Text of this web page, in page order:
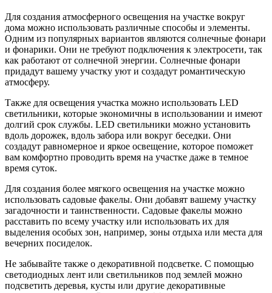
Для создания атмосферного освещения на участке вокруг
дома можно использовать различные способы и элементы.
Одним из популярных вариантов являются солнечные фонари
и фонарики. Они не требуют подключения к электросети, так
как работают от солнечной энергии. Солнечные фонари
придадут вашему участку уют и создадут романтическую
атмосферу.
Также для освещения участка можно использовать LED
светильники, которые экономичны в использовании и имеют
долгий срок службы. LED светильники можно установить
вдоль дорожек, вдоль забора или вокруг беседки. Они
создадут равномерное и яркое освещение, которое поможет
вам комфортно проводить время на участке даже в темное
время суток.
Для создания более мягкого освещения на участке можно
использовать садовые факелы. Они добавят вашему участку
загадочности и таинственности. Садовые факелы можно
расставить по всему участку или использовать их для
выделения особых зон, например, зоны отдыха или места для
вечерних посиделок.
Не забывайте также о декоративной подсветке. С помощью
светодиодных лент или светильников под землей можно
подсветить деревья, кусты или другие декоративные